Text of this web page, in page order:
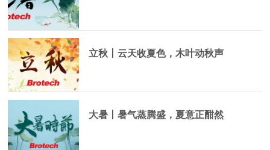
立秋丨云天收夏色，木叶动秋声
大暑丨暑气蒸腾盛，夏意正酣然